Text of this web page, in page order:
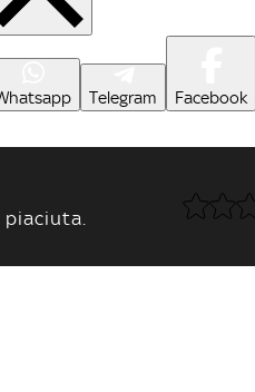
Telegram Facebook